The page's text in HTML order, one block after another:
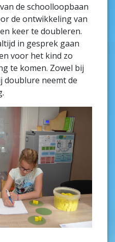
de schoolloopbaan
de ontwikkeling van
keer te doubleren.
in gesprek gaan
voor het kind zo
te komen. Zowel bij
doublure neemt de